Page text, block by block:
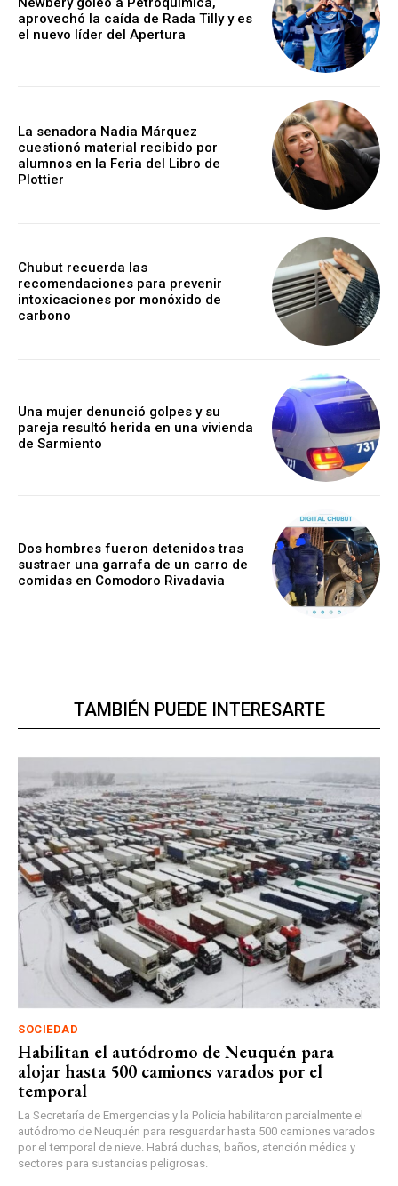
aprovechó la caída de Rada Tilly y es
el nuevo líder del Apertura
La senadora Nadia Márquez
cuestionó material recibido por
alumnos en la Feria del Libro de
Plottier
Chubut recuerda las
recomendaciones para prevenir
intoxicaciones por monóxido de
carbono
Una mujer denunció golpes y su
pareja resultó herida en una vivienda
de Sarmiento
Dos hombres fueron detenidos tras
sustraer una garrafa de un carro de
comidas en Comodoro Rivadavia
TAMBIÉN PUEDE INTERESARTE
SOCIEDAD
Habilitan el autódromo de Neuquén para
alojar hasta 500 camiones varados por el
temporal
La Secretaría de Emergencias y la Policía habilitaron parcialmente el
autódromo de Neuquén para resguardar hasta 500 camiones varados
por el temporal de nieve. Habrá duchas, baños, atención médica y
sectores para sustancias peligrosas.